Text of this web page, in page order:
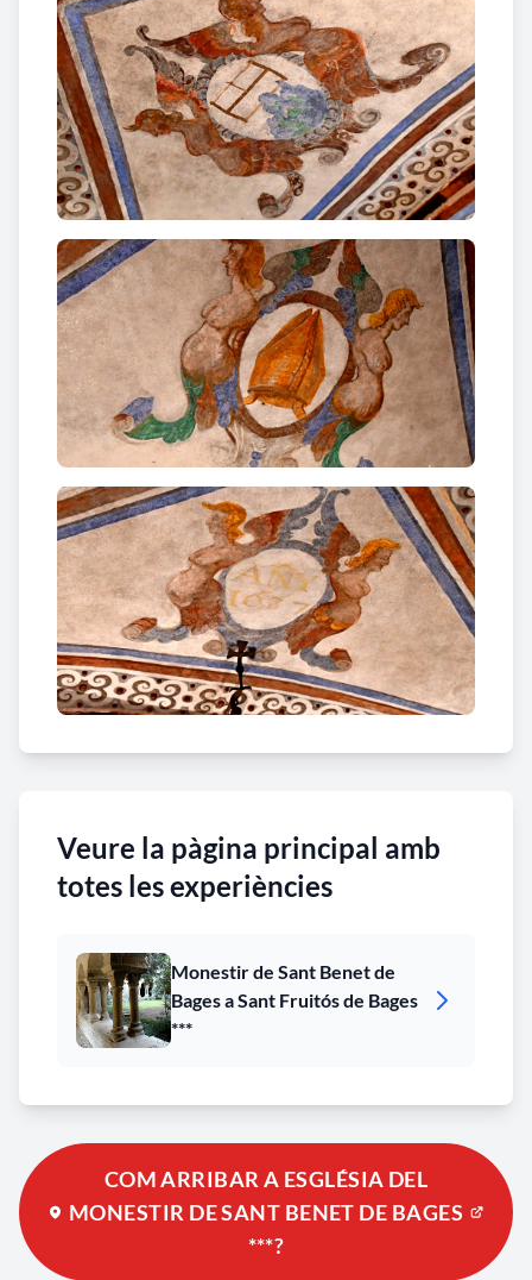
Veure la pàgina principal amb
totes les experiències
Monestir de Sant Benet de
Bages a Sant Fruitós de Bages
***
COM ARRIBAR A ESGLÉSIA DEL
MONESTIR DE SANT BENET DE BAGES
***?